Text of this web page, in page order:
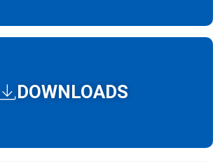
DOWNLOADS